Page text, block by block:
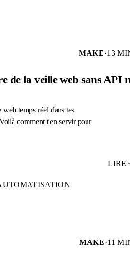
MAKE·13
de la veille web sans API
temps réel dans tes
comment t'en servir pour
LIRE
MAKE·11